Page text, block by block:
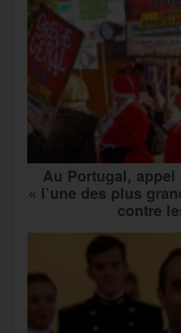
Au Portugal, appel
« l’une des plus
contre